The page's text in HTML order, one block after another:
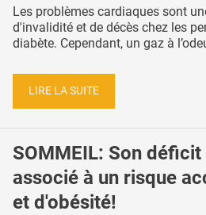
Les problèmes cardiaques sont
d'invalidité et de décès chez les
diabète. Cependant, un gaz à
LIRE LA SUITE
SOMMEIL: Son
associé à un risque
et d'obésité!